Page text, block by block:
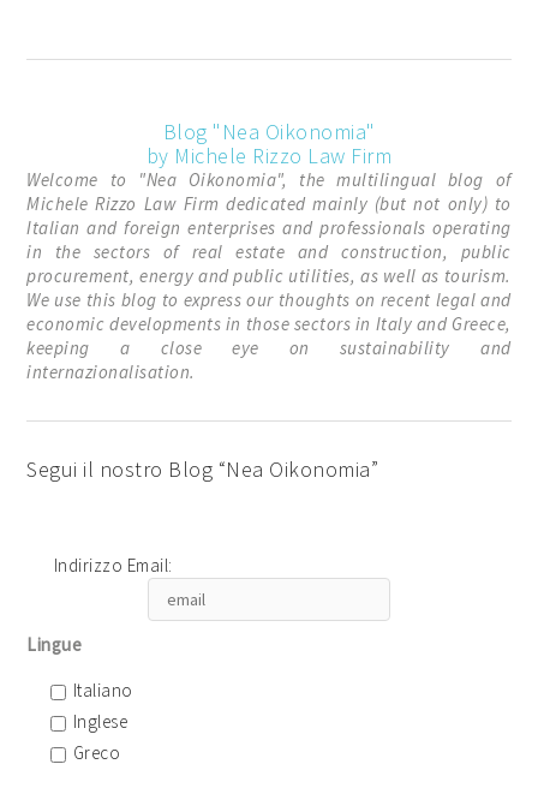
Blog "Nea Oikonomia"
by Michele Rizzo Law Firm
Welcome to "Nea Oikonomia", the multilingual blog of
Michele Rizzo Law Firm dedicated mainly (but not only) to
Italian and foreign enterprises and professionals operating
in the sectors of real estate and construction, public
procurement, energy and public utilities, as well as tourism.
We use this blog to express our thoughts on recent legal and
economic developments in those sectors in Italy and Greece,
keeping a close eye on sustainability and
internazionalisation.
Segui il nostro Blog “Nea Oikonomia”
Indirizzo Email:
Lingue
Italiano
Inglese
Greco